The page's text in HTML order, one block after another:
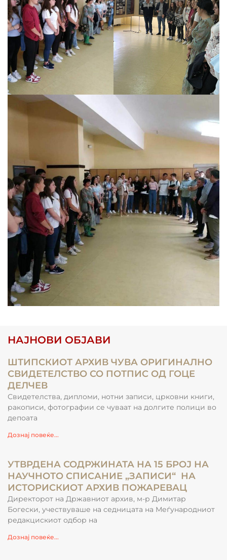
НАЈНОВИ ОБЈАВИ
ШТИПСКИОТ АРХИВ ЧУВА ОРИГИНАЛНО
СВИДЕТЕЛСТВО СО ПОТПИС ОД ГОЦЕ
ДЕЛЧЕВ
Свидетелства, дипломи, нотни записи, црковни книги,
ракописи, фотографии се чуваат на долгите полици во
депоата
Дознај повеќе...
УТВРДЕНА СОДРЖИНАТА НА 15 БРОЈ НА
НАУЧНОТО СПИСАНИЕ „ЗАПИСИ“ НА
ИСТОРИСКИОТ АРХИВ ПОЖАРЕВАЦ
Директорот на Државниот архив, м-р Димитар
Богески, учествуваше на седницата на Меѓународниот
редакцискиот одбор на
Дознај повеќе...